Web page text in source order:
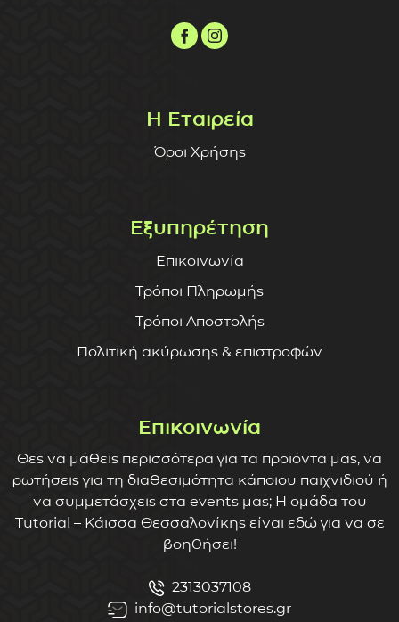
Η Εταιρεία
Όροι Χρήσης
Εξυπηρέτηση
Επικοινωνία
Τρόποι Πληρωμής
Τρόποι Αποστολής
Πολιτική ακύρωσης & επιστροφών
Επικοινωνία
Θες να μάθεις περισσότερα για τα προϊόντα μας, να
ρωτήσεις για τη διαθεσιμότητα κάποιου παιχνιδιού ή
να συμμετάσχεις στα events μας; Η ομάδα του
Tutorial – Κάισσα Θεσσαλονίκης είναι εδώ για να σε
βοηθήσει!
2313037108
info@tutorialstores.gr